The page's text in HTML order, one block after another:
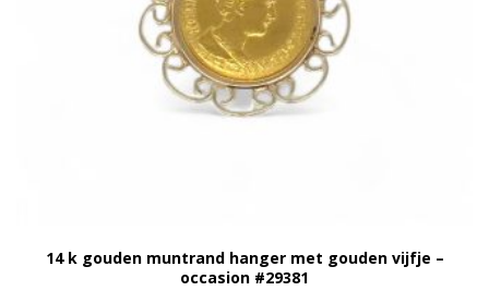
14 k gouden muntrand hanger met gouden vijfje –
occasion #29381